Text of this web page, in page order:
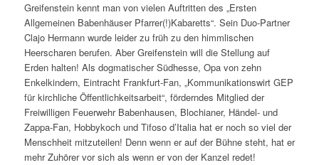
Greifenstein kennt man von vielen Auftritten des „Ersten
Allgemeinen Babenhäuser Pfarrer(!)Kabaretts“. Sein Duo-Partner
Clajo Hermann wurde leider zu früh zu den himmlischen
Heerscharen berufen. Aber Greifenstein will die Stellung auf
Erden halten! Als dogmatischer Südhesse, Opa von zehn
Enkelkindern, Eintracht Frankfurt-Fan, „Kommunikationswirt GEP
für kirchliche Öffentlichkeitsarbeit“, förderndes Mitglied der
Freiwilligen Feuerwehr Babenhausen, Blochianer, Händel- und
Zappa-Fan, Hobbykoch und Tifoso d’Italia hat er noch so viel der
Menschheit mitzuteilen! Denn wenn er auf der Bühne steht, hat er
mehr Zuhörer vor sich als wenn er von der Kanzel redet!